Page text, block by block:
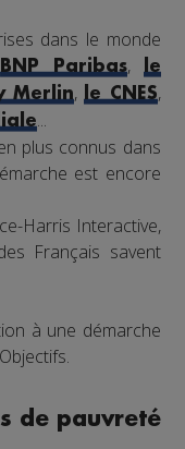
dans le monde
BNP Paribas,
le
Merlin, le CNES,
...
plus connus dans
est encore
Harris Interactive,
Français savent
à une démarche
de pauvreté